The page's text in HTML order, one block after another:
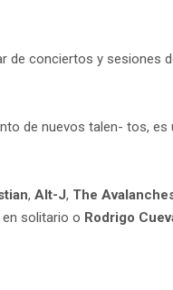
de conciertos y sesiones
de nuevos talen- tos,
, Alt-J, The
solitario o Rodrigo